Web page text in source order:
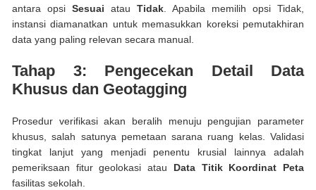
antara opsi Sesuai atau Tidak . Apabila memilih opsi Tidak,
instansi diamanatkan untuk memasukkan koreksi pemutakhiran
data yang paling relevan secara manual.
Tahap 3: Pengecekan Detail Data
Khusus dan Geotagging
Prosedur verifikasi akan beralih menuju pengujian parameter
khusus, salah satunya pemetaan sarana ruang kelas. Validasi
tingkat lanjut yang menjadi penentu krusial lainnya adalah
pemeriksaan fitur geolokasi atau Data Titik Koordinat Peta
fasilitas sekolah.